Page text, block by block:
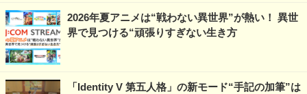
2026年夏アニメは“戦わない異世界”が熱い！ 異世
界で見つける“頑張りすぎない生き方
「Identity V 第五人格」の新モード“手記の加筆”は